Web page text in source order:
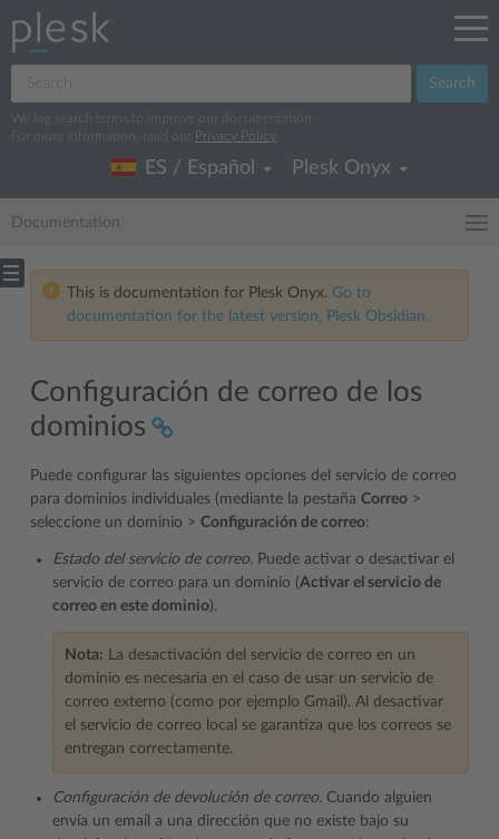
Search
We log search terms to improve our documentation.
For more information, read our
Privacy Policy
ES / Español Plesk Onyx
Documentation
This is documentation for Plesk Onyx. Go to
documentation for the latest version, Plesk Obsidian.
Configuración de correo de los
dominios
Puede configurar las siguientes opciones del servicio de correo
para dominios individuales (mediante la pestaña Correo >
seleccione un dominio > Configuración de correo:
Estado del servicio de correo. Puede activar o desactivar el
servicio de correo para un dominio (Activar el servicio de
correo en este dominio).
Nota: La desactivación del servicio de correo en un
dominio es necesaria en el caso de usar un servicio de
correo externo (como por ejemplo Gmail). Al desactivar
el servicio de correo local se garantiza que los correos se
entregan correctamente.
Configuración de devolución de correo. Cuando alguien
envía un email a una dirección que no existe bajo su